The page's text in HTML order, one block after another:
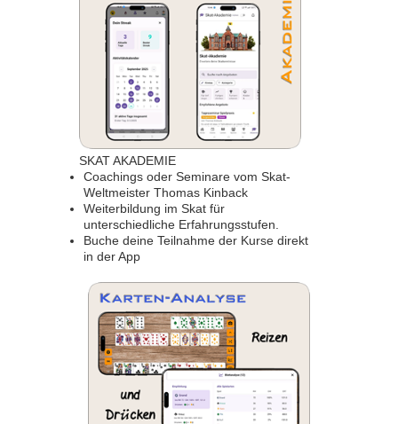
SKAT AKADEMIE
Coachings oder Seminare vom Skat-
Weltmeister Thomas Kinback
Weiterbildung im Skat für
unterschiedliche Erfahrungsstufen.
Buche deine Teilnahme der Kurse direkt
in der App